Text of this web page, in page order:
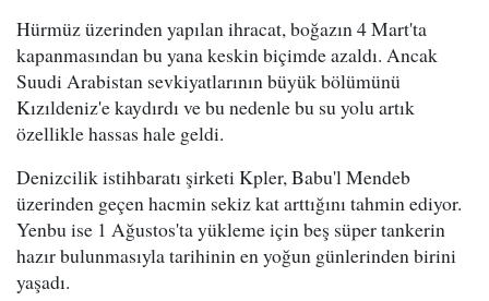
Hürmüz üzerinden yapılan ihracat, boğazın 4 Mart'ta
kapanmasından bu yana keskin biçimde azaldı. Ancak
Suudi Arabistan sevkiyatlarının büyük bölümünü
Kızıldeniz'e kaydırdı ve bu nedenle bu su yolu artık
özellikle hassas hale geldi.
Denizcilik istihbaratı şirketi Kpler, Babu'l Mendeb
üzerinden geçen hacmin sekiz kat arttığını tahmin ediyor.
Yenbu ise 1 Ağustos'ta yükleme için beş süper tankerin
hazır bulunmasıyla tarihinin en yoğun günlerinden birini
yaşadı.